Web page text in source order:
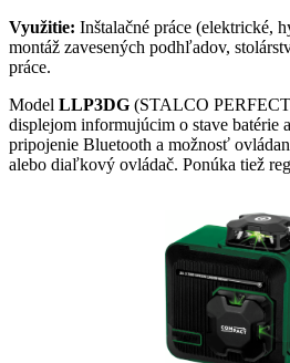
Využitie: Inštalačné práce (elektrické,
montáž zavesených podhľadov,
práce.
Model LLP3DG (STALCO
displejom informujúcim o stave batérie
pripojenie Bluetooth a možnosť
alebo diaľkový ovládač. Ponúka tiež